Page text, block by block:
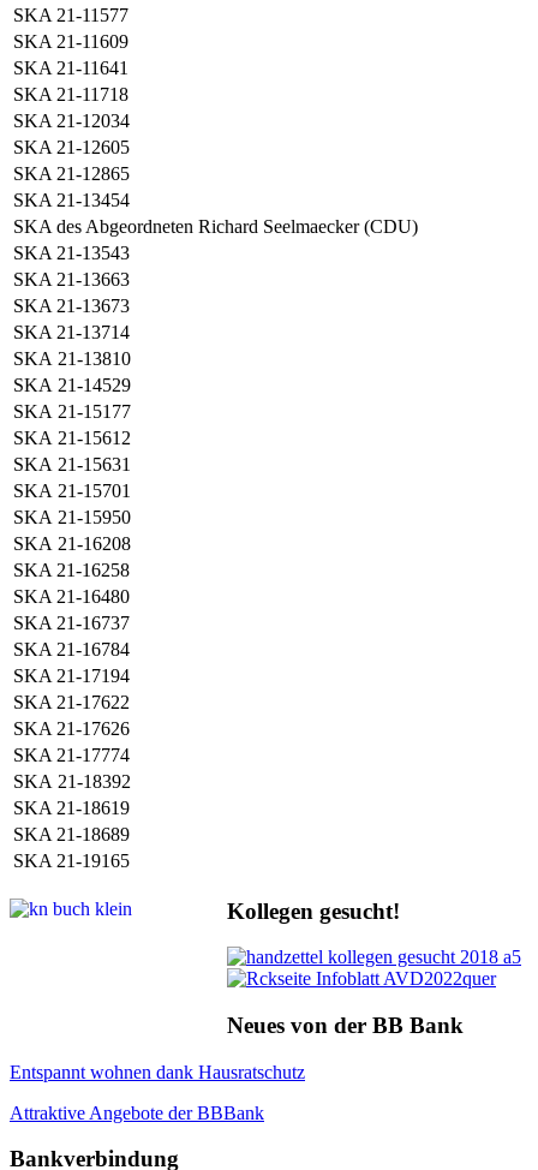
SKA 21-11577
SKA 21-11609
SKA 21-11641
SKA 21-11718
SKA 21-12034
SKA 21-12605
SKA 21-12865
SKA 21-13454
SKA des Abgeordneten Richard Seelmaecker (CDU)
SKA 21-13543
SKA 21-13663
SKA 21-13673
SKA 21-13714
SKA 21-13810
SKA 21-14529
SKA 21-15177
SKA 21-15612
SKA 21-15631
SKA 21-15701
SKA 21-15950
SKA 21-16208
SKA 21-16258
SKA 21-16480
SKA 21-16737
SKA 21-16784
SKA 21-17194
SKA 21-17622
SKA 21-17626
SKA 21-17774
SKA 21-18392
SKA 21-18619
SKA 21-18689
SKA 21-19165
Kollegen gesucht!
Neues von der BB Bank
Entspannt wohnen dank Hausratschutz
Attraktive Angebote der BBBank
Bankverbindung